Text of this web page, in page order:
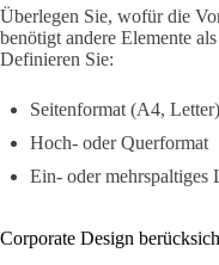
Überlegen Sie, wofür die
benötigt andere Elemente
Definieren Sie:
Seitenformat (A4, Letter)
Hoch- oder Querformat
Ein- oder mehrspaltiges
Corporate Design